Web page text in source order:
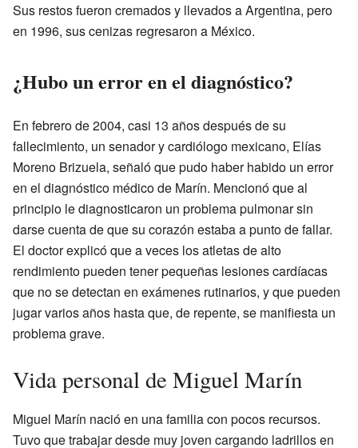
Sus restos fueron cremados y llevados a Argentina, pero
en 1996, sus cenizas regresaron a México.
¿Hubo un error en el diagnóstico?
En febrero de 2004, casi 13 años después de su
fallecimiento, un senador y cardiólogo mexicano, Elías
Moreno Brizuela, señaló que pudo haber habido un error
en el diagnóstico médico de Marín. Mencionó que al
principio le diagnosticaron un problema pulmonar sin
darse cuenta de que su corazón estaba a punto de fallar.
El doctor explicó que a veces los atletas de alto
rendimiento pueden tener pequeñas lesiones cardíacas
que no se detectan en exámenes rutinarios, y que pueden
jugar varios años hasta que, de repente, se manifiesta un
problema grave.
Vida personal de Miguel Marín
Miguel Marín nació en una familia con pocos recursos.
Tuvo que trabajar desde muy joven cargando ladrillos en